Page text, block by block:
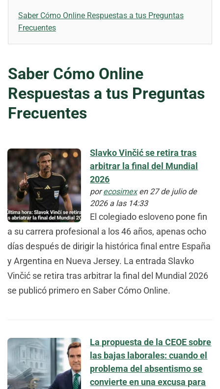
Saber Cómo Online Respuestas a tus Preguntas
Frecuentes
Saber Cómo Online
Respuestas a tus Preguntas
Frecuentes
Slavko Vinčić se retira tras
arbitrar la final del Mundial
2026
porecosimexen 27 de julio de
2026 a las 14:33
El colegiado esloveno pone fin
a su carrera profesional a los 46 años, apenas ocho
días después de dirigir la histórica final entre España
y Argentina en Nueva Jersey. La entrada Slavko
Vinčić se retira tras arbitrar la final del Mundial 2026
se publicó primero en Saber Cómo Online.
La propuesta de la CEOE sobre
las bajas laborales: cuando el
problema del absentismo se
convierte en una excusa para